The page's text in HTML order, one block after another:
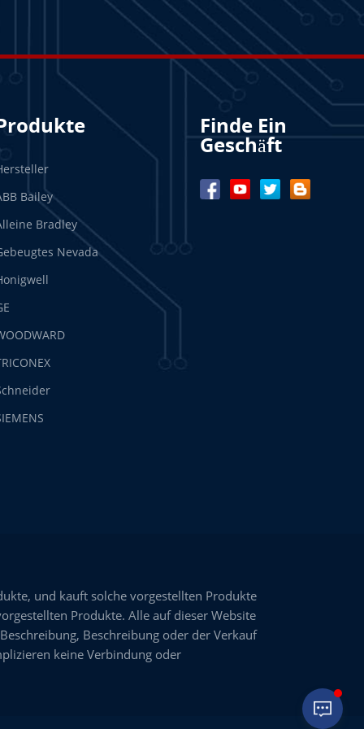
Bailey
Bradley
Nevada
Finde Ein
Geschäft
und kauft solche vorgestellten Produkte
Produkte. Alle auf dieser Website
Beschreibung oder der Verkauf
keine Verbindung oder